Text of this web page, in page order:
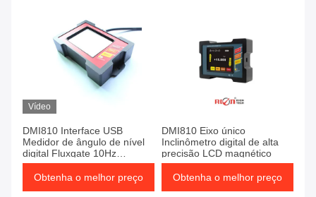
Vídeo
DMI810 Interface USB
Medidor de ângulo de nível
digital Fluxgate 10Hz
Protractor de eixo único
Obtenha o melhor preço
DMI810 Eixo único
Inclinômetro digital de alta
precisão LCD magnético
Obtenha o melhor preço